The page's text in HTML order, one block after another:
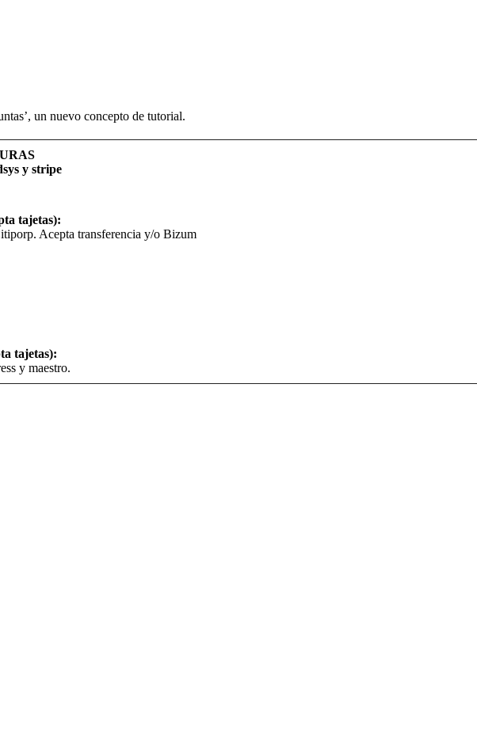
un nuevo concepto de tutorial.
y stripe
tajetas):
Acepta transferencia y/o Bizum
tajetas):
y maestro.